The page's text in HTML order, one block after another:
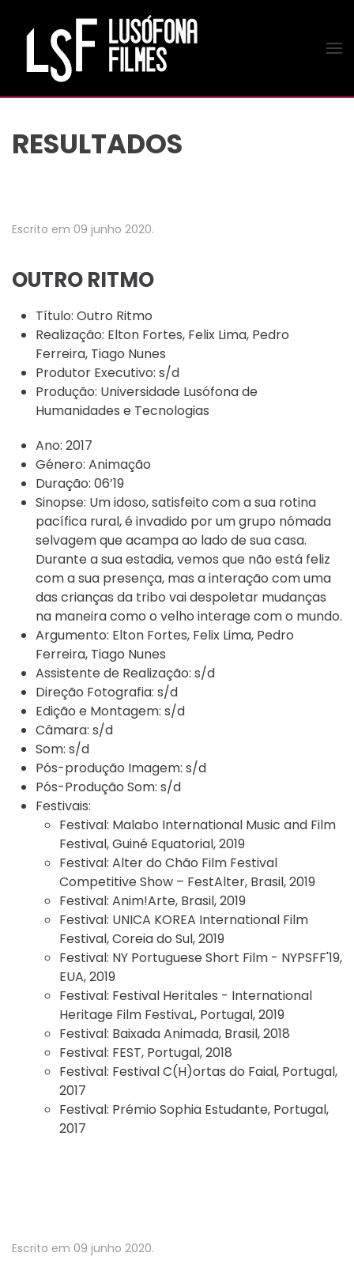
Saltar para o conteúdo principal
RESULTADOS
Escrito em 09 junho 2020.
OUTRO RITMO
Título: Outro Ritmo
Realização: Elton Fortes, Felix Lima, Pedro
Ferreira, Tiago Nunes
Produtor Executivo: s/d
Produção: Universidade Lusófona de
Humanidades e Tecnologias
Ano: 2017
Género: Animação
Duração: 06’19
Sinopse: Um idoso, satisfeito com a sua rotina
pacífica rural, é invadido por um grupo nómada
selvagem que acampa ao lado de sua casa.
Durante a sua estadia, vemos que não está feliz
com a sua presença, mas a interação com uma
das crianças da tribo vai despoletar mudanças
na maneira como o velho interage com o mundo.
Argumento: Elton Fortes, Felix Lima, Pedro
Ferreira, Tiago Nunes
Assistente de Realização: s/d
Direção Fotografia: s/d
Edição e Montagem: s/d
Câmara: s/d
Som: s/d
Pós-produção Imagem: s/d
Pós-Produção Som: s/d
Festivais:
Festival: Malabo International Music and Film
Festival, Guiné Equatorial, 2019
Festival: Alter do Chão Film Festival
Competitive Show – FestAlter, Brasil, 2019
Festival: Anim!Arte, Brasil, 2019
Festival: UNICA KOREA International Film
Festival, Coreia do Sul, 2019
Festival: NY Portuguese Short Film - NYPSFF'19,
EUA, 2019
Festival: Festival Heritales - International
Heritage Film FestivaL, Portugal, 2019
Festival: Baixada Animada, Brasil, 2018
Festival: FEST, Portugal, 2018
Festival: Festival C(H)ortas do Faial, Portugal,
2017
Festival: Prémio Sophia Estudante, Portugal,
2017
Escrito em 09 junho 2020.